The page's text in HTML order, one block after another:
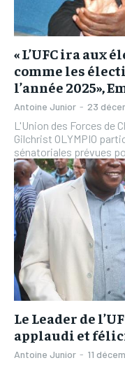
« L’UFC ira aux
comme les
l’année 2025»,
Antoine Junior - 23
L'Union des Forces de
Gilchrist OLYMPIO
sénatoriales prévues
Le Leader de
applaudi et
Antoine Junior - 11